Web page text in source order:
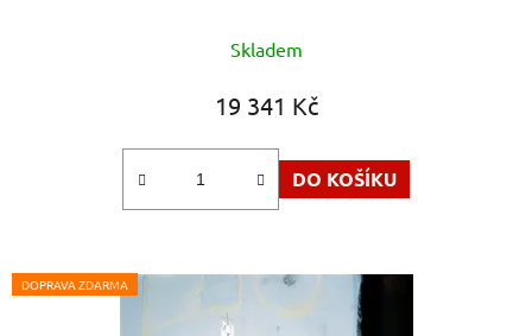
Skladem
19 341 Kč
DO KOŠÍKU
DOPRAVA ZDARMA